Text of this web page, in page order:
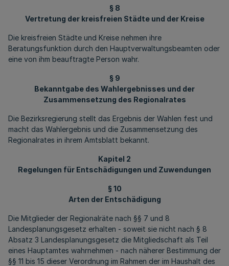
§ 8
Vertretung der kreisfreien Städte und der Kreise
Die kreisfreien Städte und Kreise nehmen ihre
Beratungsfunktion durch den Hauptverwaltungsbeamten oder
eine von ihm beauftragte Person wahr.
§ 9
Bekanntgabe des Wahlergebnisses und der
Zusammensetzung des Regionalrates
Die Bezirksregierung stellt das Ergebnis der Wahlen fest und
macht das Wahlergebnis und die Zusammensetzung des
Regionalrates in ihrem Amtsblatt bekannt.
Kapitel 2
Regelungen für Entschädigungen und Zuwendungen
§ 10
Arten der Entschädigung
Die Mitglieder der Regionalräte nach §§ 7 und 8
Landesplanungsgesetz erhalten - soweit sie nicht nach § 8
Absatz 3 Landesplanungsgesetz die Mitgliedschaft als Teil
eines Hauptamtes wahrnehmen - nach näherer Bestimmung der
§§ 11 bis 15 dieser Verordnung im Rahmen der im Haushalt des